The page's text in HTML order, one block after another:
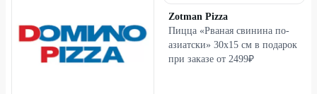
Zotman Pizza
Пицца «Рваная свинина по-
азиатски» 30х15 см в подарок
при заказе от 2499₽